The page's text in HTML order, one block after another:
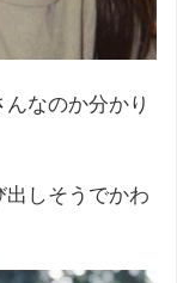
なのか分かり
出しそうでかわ